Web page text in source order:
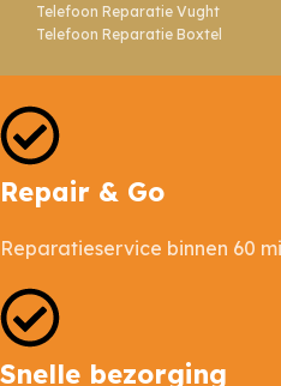
Telefoon Reparatie Vught
Telefoon Reparatie Boxtel
Repair & Go
Reparatieservice binnen 60
Snelle bezorging